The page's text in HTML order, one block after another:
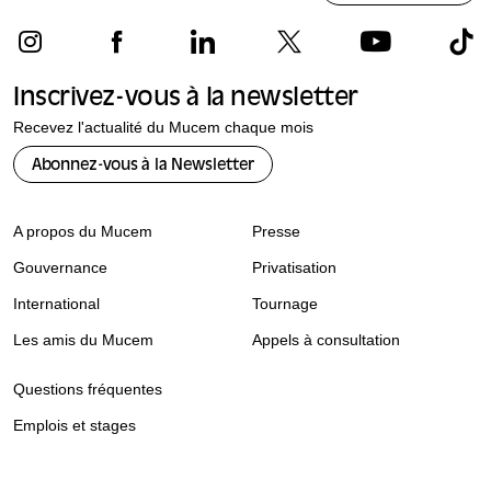
Inscrivez-vous à la newsletter
Recevez l'actualité du Mucem chaque mois
Abonnez-vous à la Newsletter
A propos du Mucem
Gouvernance
International
Les amis du Mucem
Presse
Privatisation
Tournage
Appels à consultation
Questions fréquentes
Emplois et stages